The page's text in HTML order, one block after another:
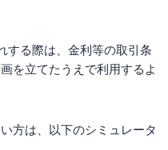
する際は、金利等の取引条
を立てたうえで利用するよ
方は、以下のシミュレータ